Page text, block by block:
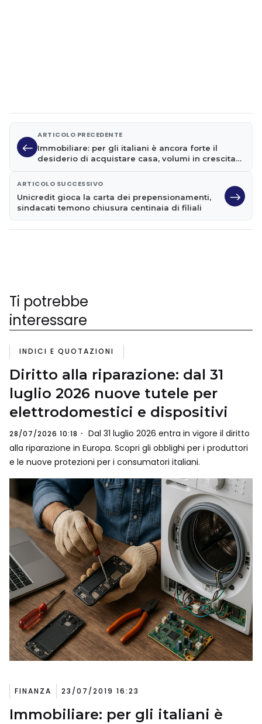
ARTICOLO PRECEDENTE
Immobiliare: per gli italiani è ancora forte il
desiderio di acquistare casa, volumi in crescita
ARTICOLO SUCCESSIVO
Unicredit gioca la carta dei prepensionamenti,
sindacati temono chiusura centinaia di filiali
Ti potrebbe
interessare
INDICI E QUOTAZIONI
Diritto alla riparazione: dal 31
luglio 2026 nuove tutele per
elettrodomestici e dispositivi
28/07/2026 10:18
Dal 31 luglio 2026 entra in vigore il diritto
alla riparazione in Europa. Scopri gli obblighi per i produttori
e le nuove protezioni per i consumatori italiani.
FINANZA 23/07/2019 16:23
Immobiliare: per gli italiani è